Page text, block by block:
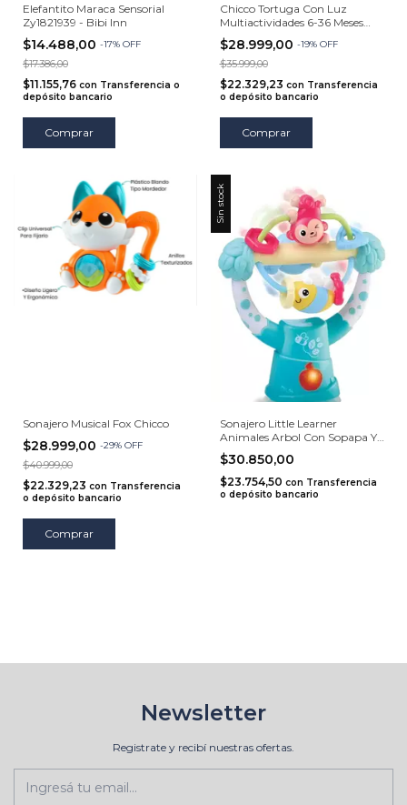
Elefantito Maraca Sensorial
Zy1821939 - Bibi Inn
$14.488,00 -17% OFF
$17.386,00
$11.155,76 con Transferencia o
depósito bancario
Comprar
Chicco Tortuga Con Luz
Multiactividades 6-36 Meses
11588
$28.999,00 -19% OFF
$35.999,00
$22.329,23 con Transferencia
o depósito bancario
Sonajero Musical Fox Chicco
$28.999,00 -29% OFF
$40.999,00
$22.329,23 con Transferencia
o depósito bancario
Sin stock
Sonajero Little Learner
Animales Arbol Con Sopapa Y
Sonido
$30.850,00
$23.754,50 con Transferencia
o depósito bancario
Newsletter
Registrate y recibí nuestras ofertas.